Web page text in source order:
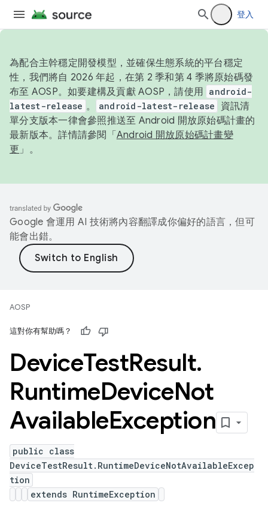
登入
為配合主幹穩定開發模型，並確保生態系統的平台穩定
性，我們將自 2026 年起，在第 2 季和第 4 季將原始碼發
布至 AOSP。如要建構及貢獻 AOSP，請使用 android-
latest-release 。 android-latest-release
資訊清
單分支版本一律會參照推送至 Android 開放原始碼計畫的
最新版本。詳情請參閱「 Android 開放原始碼計畫變
更 」。
Google 會運用 AI 技術將內容翻譯成你偏好的語言，但可
能會出錯。
AOSP
這對你有幫助嗎？
DeviceTestResult.
RuntimeDeviceNot
AvailableException
public class
DeviceTestResult.RuntimeDeviceNotAvailableExcep
tion
extends RuntimeException